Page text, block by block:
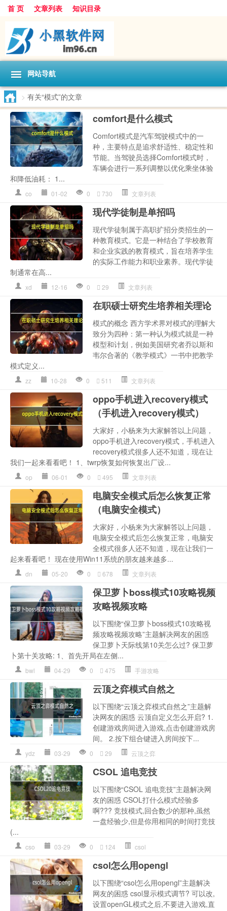
首 页 文章列表 知识目录
网站导航
> 有关“模式”的文章
comfort是什么模式
Comfort模式是汽车驾驶模式中的一
种，主要特点是追求舒适性、稳定性和
节能。当驾驶员选择Comfort模式时，
车辆会进行一系列调整以优化乘坐体验
和降低油耗： 1...
co 01-02 0 730 文章列表
现代学徒制是单招吗
现代学徒制属于高职扩招分类招生的一
种教育模式。它是一种结合了学校教育
和企业实践的教育模式，旨在培养学生
的实际工作能力和职业素养。现代学徒
制通常在高...
xd 12-16 0 29 文章列表
在职硕士研究生培养相关理论
模式的概念 西方学术界对模式的理解大
致分为四种：第一种认为模式就是一种
模型和计划，例如美国研究者乔以斯和
韦尔合著的《教学模式》一书中把教学
模式定义...
zz 10-28 0 511 文章列表
oppo手机进入recovery模式
（手机进入recovery模式）
大家好，小杨来为大家解答以上问题，
oppo手机进入recovery模式，手机进入
recovery模式很多人还不知道，现在让
我们一起来看看吧！ 1、twrp恢复如何恢复出厂设...
op 06-01 0 495 文章列表
电脑安全模式后怎么恢复正常
（电脑安全模式）
大家好，小杨来为大家解答以上问题，
电脑安全模式后怎么恢复正常，电脑安
全模式很多人还不知道，现在让我们一
起来看看吧！ 现在使用Win11系统的朋友越来越多...
dn 05-20 0 678 文章列表
保卫萝卜boss模式10攻略视频
攻略视频攻略
以下围绕“保卫萝卜boss模式10攻略视
频攻略视频攻略”主题解决网友的困惑
保卫萝卜天际线第10关怎么过? 保卫萝
卜第十关攻略: 1、首先开局在左侧...
bwl 04-29 0 475 手游攻略
云顶之弈模式自然之
以下围绕“云顶之弈模式自然之”主题解
决网友的困惑 云顶自定义怎么开启? 1.
创建游戏房间进入游戏,点击创建游戏房
间。 2.按下组合键进入房间按下...
ydz 03-29 0 29 云顶之弈
CSOL 追电竞技
以下围绕“CSOL 追电竞技”主题解决网
友的困惑 CSOL打什么模式经验多
啊??? 竞技模式,回合数少的那种,虽然
一盘经验少,但是你用相同的时间打竞技
(...
cso 03-29 0 124 csol
csol怎么用opengl
以下围绕“csol怎么用opengl”主题解决
网友的困惑 csol显示模式调节? 可以改,
设置openGL模式之后,不要进入游戏,直